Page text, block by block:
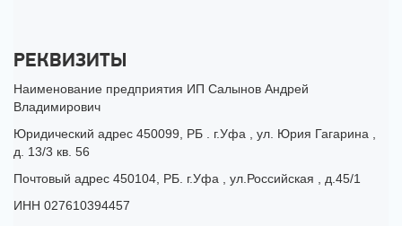
РЕКВИЗИТЫ
Наименование предприятия ИП Салынов Андрей
Владимирович
Юридический адрес 450099, РБ . г.Уфа , ул. Юрия Гагарина ,
д. 13/3 кв. 56
Почтовый адрес 450104, РБ. г.Уфа , ул.Российская , д.45/1
ИНН 027610394457